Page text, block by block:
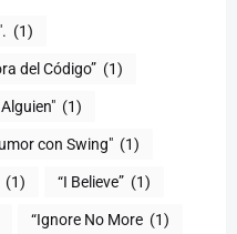
(1)
(1)
(1)
con Swing" (1)
(1) “I Believe” (1)
“Ignore No More (1)